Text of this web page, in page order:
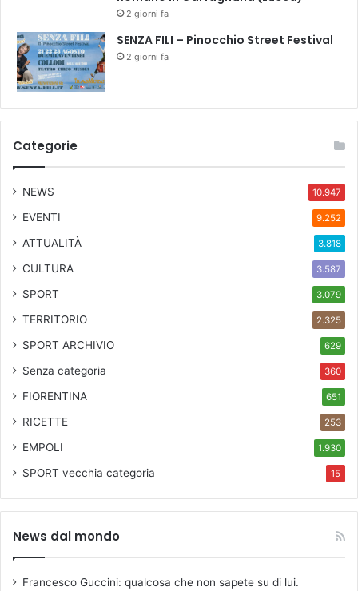
2 giorni fa
SENZA FILI – Pinocchio Street Festival
2 giorni fa
Categorie
NEWS 10.947
EVENTI 9.252
ATTUALITÀ 3.818
CULTURA 3.587
SPORT 3.079
TERRITORIO 2.325
SPORT ARCHIVIO 629
Senza categoria 360
FIORENTINA 651
RICETTE 253
EMPOLI 1.930
SPORT vecchia categoria 15
News dal mondo
Francesco Guccini: qualcosa che non sapete su di lui.